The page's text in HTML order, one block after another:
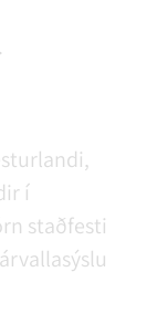
í
staðfesti